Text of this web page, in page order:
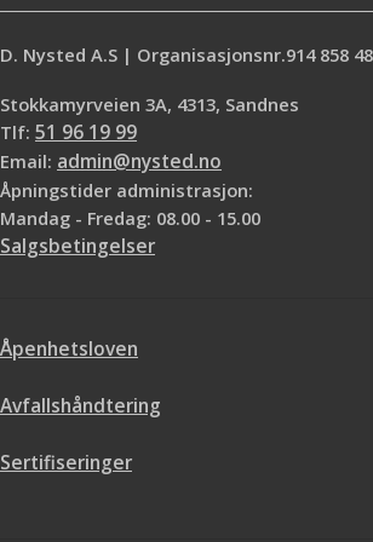
D. Nysted A.S | Organisasjonsnr.914 858
Stokkamyrveien 3A, 4313, Sandnes
Tlf: 51 96 19 99
Email: admin@nysted.no
Åpningstider administrasjon:
Mandag - Fredag: 08.00 - 15.00
Salgsbetingelser
Åpenhetsloven
Avfallshåndtering
Sertifiseringer